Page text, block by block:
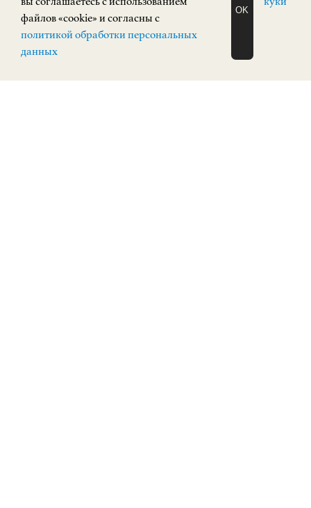
ЗАПИСАТЬСЯ
НА ЭКСКУРСИЮ
файлов «cookie» и согласны с
политикой обработки персональных
данных
OK